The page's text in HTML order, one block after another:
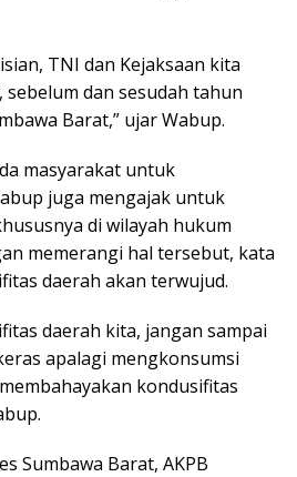
TNI dan Kejaksaan kita
dan sesudah tahun
Barat,” ujar Wabup.
masyarakat untuk
juga mengajak untuk
di wilayah hukum
memerangi hal tersebut, kata
daerah akan terwujud.
daerah kita, jangan sampai
apalagi mengkonsumsi
kondusifitas
Sumbawa Barat, AKPB